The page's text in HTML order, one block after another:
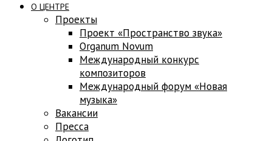
О ЦЕНТРЕ
Проекты
Проект «Пространство звука»
Оrganum Novum
Международный конкурс
композиторов
Международный форум «Новая
музыка»
Вакансии
Пресса